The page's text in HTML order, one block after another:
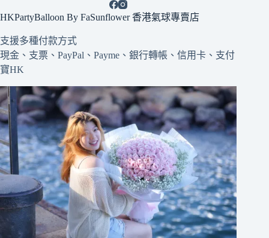
HKPartyBalloon By FaSunflower 香港氣球專賣店
支援多種付款方式
現金、支票、PayPal、Payme、銀行轉帳、信用卡、支付
寶HK